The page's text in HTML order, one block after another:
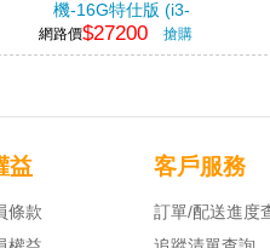
機-16G特仕版 (i3-
14100/16G/512G
SSD/Win11)
網路價$27200 搶購